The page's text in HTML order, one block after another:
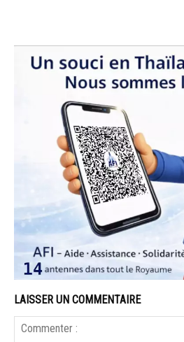
LAISSER UN COMMENTAIRE